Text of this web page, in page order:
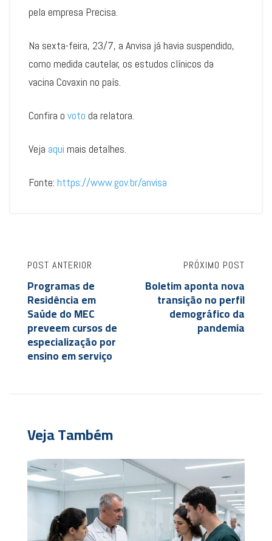
pela empresa Precisa.
Na sexta-feira, 23/7, a Anvisa já havia suspendido,
como medida cautelar, os estudos clínicos da
vacina Covaxin no país.
Confira o voto da relatora.
Veja aqui mais detalhes.
Fonte: https://www.gov.br/anvisa
POST ANTERIOR
Programas de
Residência em
Saúde do MEC
preveem cursos de
especialização por
ensino em serviço
PRÓXIMO POST
Boletim aponta nova
transição no perfil
demográfico da
pandemia
Veja Também